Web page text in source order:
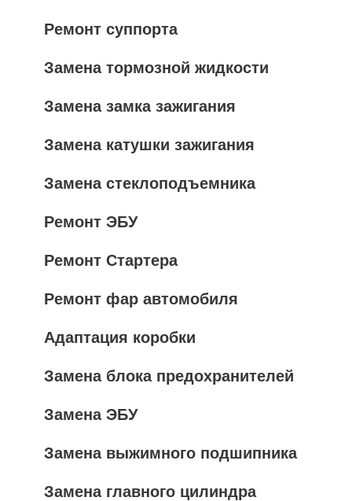
Ремонт суппорта
Замена тормозной жидкости
Замена замка зажигания
Замена катушки зажигания
Замена стеклоподъемника
Ремонт ЭБУ
Ремонт Стартера
Ремонт фар автомобиля
Адаптация коробки
Замена блока предохранителей
Замена ЭБУ
Замена выжимного подшипника
Замена главного цилиндра